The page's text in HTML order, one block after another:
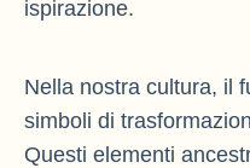
ispirazione.
Nella nostra cultura, il
simboli di
Questi elementi